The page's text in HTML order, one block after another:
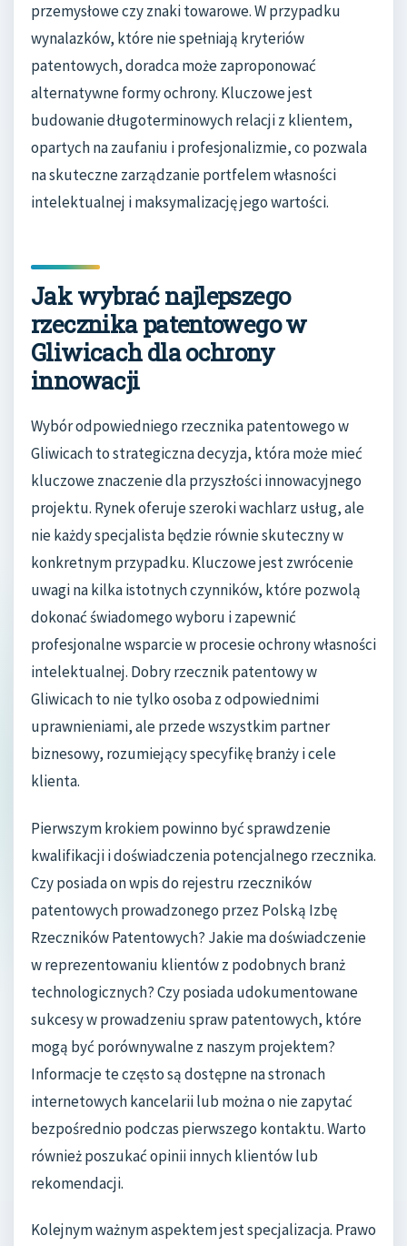
przemysłowe czy znaki towarowe. W przypadku
wynalazków, które nie spełniają kryteriów
patentowych, doradca może zaproponować
alternatywne formy ochrony. Kluczowe jest
budowanie długoterminowych relacji z klientem,
opartych na zaufaniu i profesjonalizmie, co pozwala
na skuteczne zarządzanie portfelem własności
intelektualnej i maksymalizację jego wartości.
Jak wybrać najlepszego
rzecznika patentowego w
Gliwicach dla ochrony
innowacji
Wybór odpowiedniego rzecznika patentowego w
Gliwicach to strategiczna decyzja, która może mieć
kluczowe znaczenie dla przyszłości innowacyjnego
projektu. Rynek oferuje szeroki wachlarz usług, ale
nie każdy specjalista będzie równie skuteczny w
konkretnym przypadku. Kluczowe jest zwrócenie
uwagi na kilka istotnych czynników, które pozwolą
dokonać świadomego wyboru i zapewnić
profesjonalne wsparcie w procesie ochrony własności
intelektualnej. Dobry rzecznik patentowy w
Gliwicach to nie tylko osoba z odpowiednimi
uprawnieniami, ale przede wszystkim partner
biznesowy, rozumiejący specyfikę branży i cele
klienta.
Pierwszym krokiem powinno być sprawdzenie
kwalifikacji i doświadczenia potencjalnego rzecznika.
Czy posiada on wpis do rejestru rzeczników
patentowych prowadzonego przez Polską Izbę
Rzeczników Patentowych? Jakie ma doświadczenie
w reprezentowaniu klientów z podobnych branż
technologicznych? Czy posiada udokumentowane
sukcesy w prowadzeniu spraw patentowych, które
mogą być porównywalne z naszym projektem?
Informacje te często są dostępne na stronach
internetowych kancelarii lub można o nie zapytać
bezpośrednio podczas pierwszego kontaktu. Warto
również poszukać opinii innych klientów lub
rekomendacji.
Kolejnym ważnym aspektem jest specjalizacja. Prawo